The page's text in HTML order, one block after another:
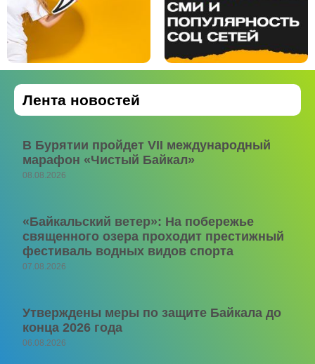
Лента новостей
В Бурятии пройдет VII международный
марафон «Чистый Байкал»
08.08.2026
«Байкальский ветер»: На побережье
священного озера проходит престижный
фестиваль водных видов спорта
07.08.2026
Утверждены меры по защите Байкала до
конца 2026 года
06.08.2026